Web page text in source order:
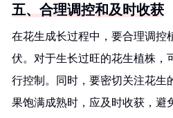
五、合理调控和及时收获
在花生成长过程中，要合理调控
伏。对于生长过旺的花生植株，
行控制。同时，要密切关注花生
果饱满成熟时，应及时收获，避